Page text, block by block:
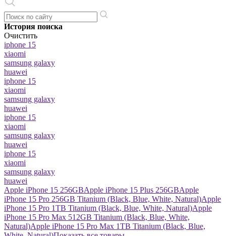
История поиска
Очистить
iphone 15
xiaomi
samsung galaxy
huawei
iphone 15
xiaomi
samsung galaxy
huawei
iphone 15
xiaomi
samsung galaxy
huawei
iphone 15
xiaomi
samsung galaxy
huawei
Apple iPhone 15 256GBApple iPhone 15 Plus 256GBApple
iPhone 15 Pro 256GB Titanium (Black, Blue, White, Natural)Apple
iPhone 15 Pro 1TB Titanium (Black, Blue, White, Natural)Apple
iPhone 15 Pro Max 512GB Titanium (Black, Blue, White,
Natural)Apple iPhone 15 Pro Max 1TB Titanium (Black, Blue,